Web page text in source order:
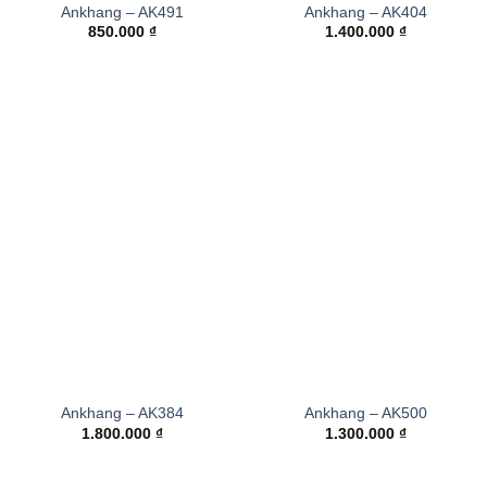
Ankhang – AK491
850.000 ₫
Ankhang – AK404
1.400.000 ₫
Ankhang – AK384
1.800.000 ₫
Ankhang – AK500
1.300.000 ₫